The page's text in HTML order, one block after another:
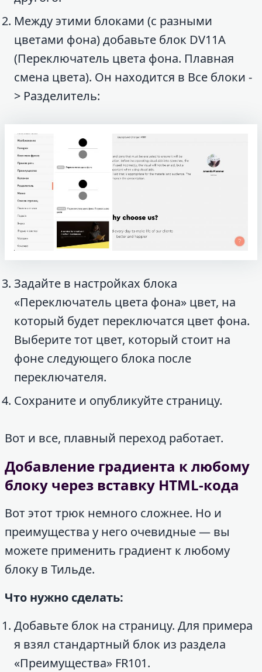
Между этими блоками (с разными
цветами фона) добавьте блок DV11A
(Переключатель цвета фона. Плавная
смена цвета). Он находится в Все блоки -
> Разделитель:
Задайте в настройках блока
«Переключатель цвета фона» цвет, на
который будет переключатся цвет фона.
Выберите тот цвет, который стоит на
фоне следующего блока после
переключателя.
Сохраните и опубликуйте страницу.
Вот и все, плавный переход работает.
Добавление градиента к любому
блоку через вставку HTML-кода
Вот этот трюк немного сложнее. Но и
преимущества у него очевидные — вы
можете применить градиент к любому
блоку в Тильде.
Что нужно сделать:
Добавьте блок на страницу. Для примера
я взял стандартный блок из раздела
«Преимущества» FR101.